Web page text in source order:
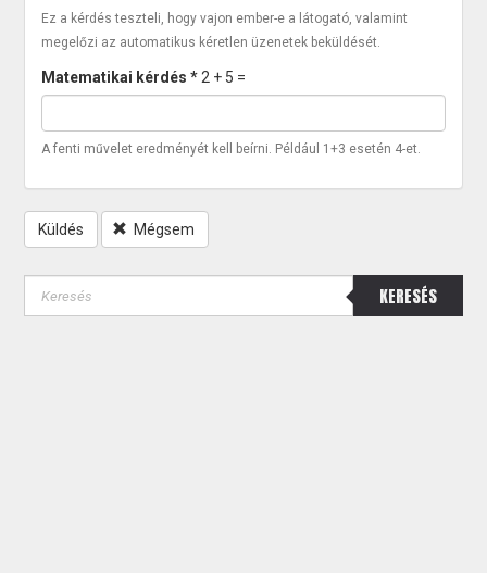
Ez a kérdés teszteli, hogy vajon ember-e a látogató, valamint
megelőzi az automatikus kéretlen üzenetek beküldését.
Matematikai kérdés* 2 + 5 =
A fenti művelet eredményét kell beírni. Például 1+3 esetén 4-et.
Küldés Mégsem
KERESÉS